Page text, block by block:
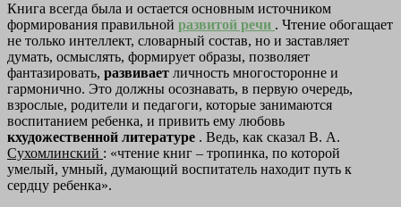
Книга всегда была и остается основным источником
формирования правильной развитой речи . Чтение обогащает
не только интеллект, словарный состав, но и заставляет
думать, осмыслять, формирует образы, позволяет
фантазировать, развивает личность многосторонне и
гармонично. Это должны осознавать, в первую очередь,
взрослые, родители и педагоги, которые занимаются
воспитанием ребенка, и привить ему любовь
кхудожественной литературе . Ведь, как сказал В. А.
Сухомлинский : «чтение книг – тропинка, по которой
умелый, умный, думающий воспитатель находит путь к
сердцу ребенка».